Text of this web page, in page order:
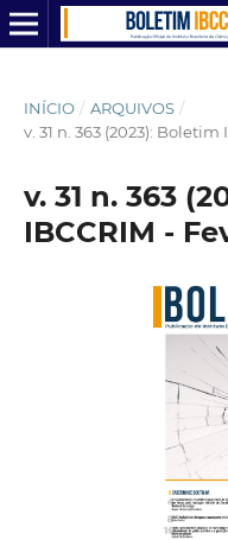
INÍCIO / ARQUIVOS /
v. 31 n. 363 (2023):
v. 31 n. 363
IBCCRIM -